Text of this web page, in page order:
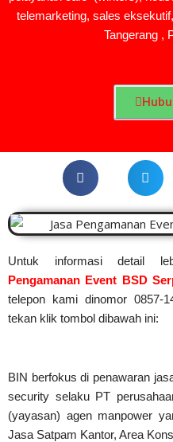
telemarketing, sales
Tangerang ,
Untuk informasi detail
Pengamanan Event BSD
telepon kami dinomor 0857-
tekan klik tombol dibawah ini:
BIN berfokus di penawaran
security selaku PT
(yayasan) agen manpower
Jasa Satpam Kantor, Area